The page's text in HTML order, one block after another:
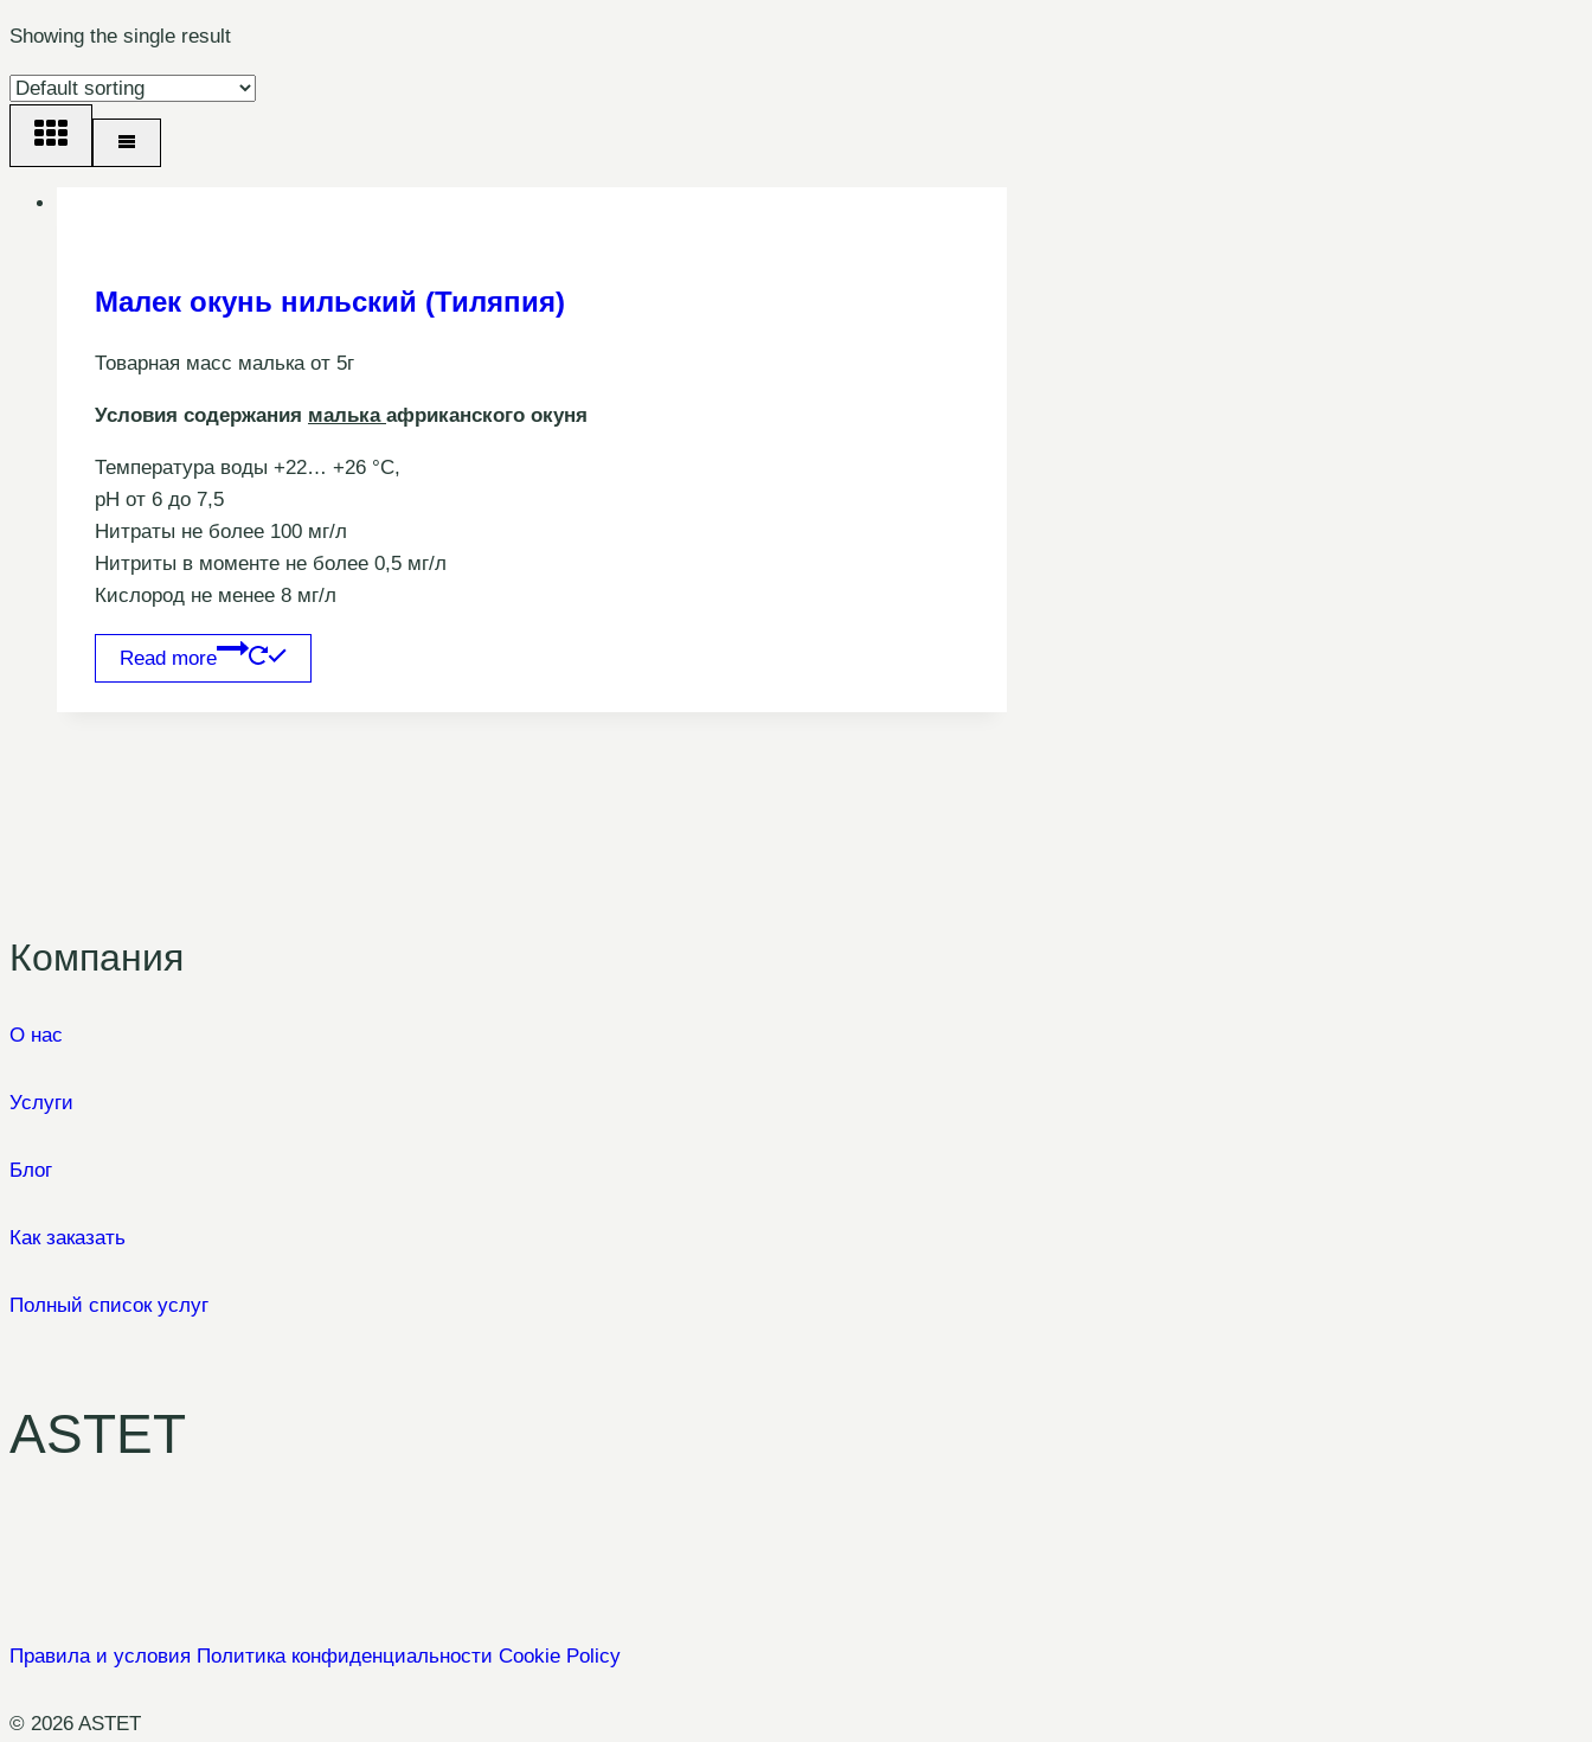
Showing the single result
Малек окунь нильский (Тиляпия)
Товарная масс малька от 5г
Условия содержания малька африканского окуня
Температура воды +22… +26 °С,
рН от 6 до 7,5
Нитраты не более 100 мг/л
Нитриты в моменте не более 0,5 мг/л
Кислород не менее 8 мг/л
Read more
Компания
О нас
Услуги
Блог
Как заказать
Полный список услуг
ASTET
Правила и условия Политика конфиденциальности Cookie Policy
© 2026 ASTET